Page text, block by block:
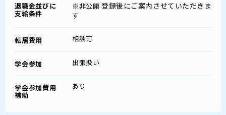
退職金並びに
支給条件
※非公開登録後にご案内させていただきま
す
転居費用 相談可
学会参加 出張扱い
学会参加費用
補助
あり